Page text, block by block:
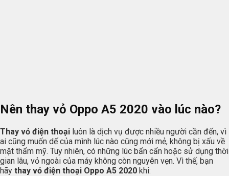
Nên thay vỏ Oppo A5 2020 vào lúc nào?
Thay vỏ điện thoại luôn là dịch vụ được nhiều người cần đến, vì
ai cũng muốn dế của mình lúc nào cũng mới mẻ, không bị xấu về
mặt thẩm mỹ. Tuy nhiên, có những lúc bẩn cẩn hoặc sử dụng thời
gian lâu, vỏ ngoài của máy không còn nguyên vẹn. Vì thế, bạn
hãy thay vỏ điện thoại Oppo A5 2020 khi: